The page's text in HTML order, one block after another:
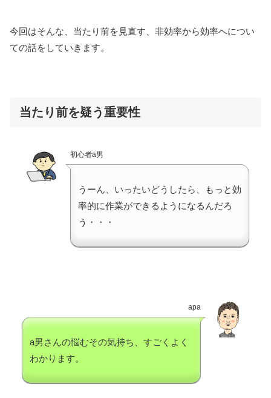
今回はそんな、当たり前を見直す、非効率から効率へについ
ての話をしていきます。
当たり前を疑う重要性
初心者a男
うーん、いったいどうしたら、もっと効
率的に作業ができるようになるんだろ
う・・・
apa
a男さんの悩むその気持ち、すごくよく
わかります。